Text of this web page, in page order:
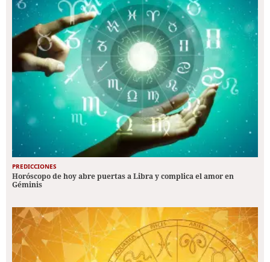
PREDICCIONES
Horóscopo de hoy abre puertas a Libra y complica el amor en
Géminis